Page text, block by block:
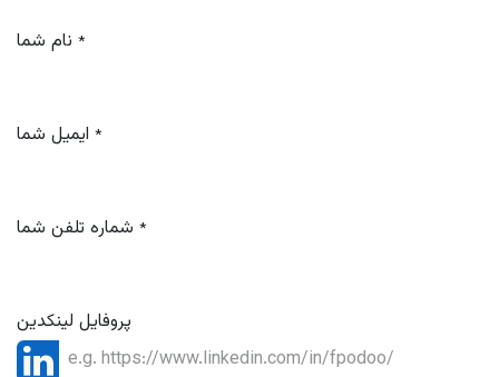
نام شما *
ایمیل شما *
شماره تلفن شما *
پروفایل لینکدین